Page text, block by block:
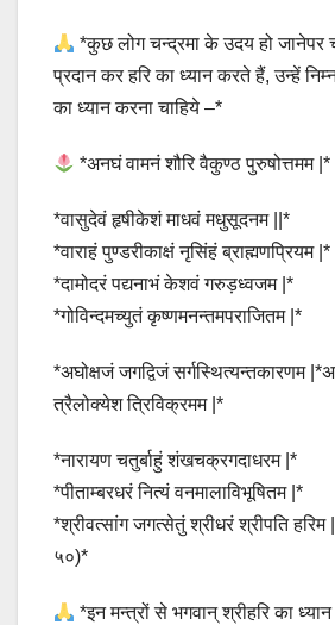
*कुछ लोग चन्द्रमा के उदय हो जानेपर
प्रदान कर हरि का ध्यान करते हैं, उन्हें
का ध्यान करना चाहिये –*
*अनघं वामनं शौरि वैकुण्ठ पुरुषोत्तमम |*
*वासुदेवं हृषीकेशं माधवं मधुसूदनम ||*
*वाराहं पुण्डरीकाक्षं नृसिंहं ब्राह्मणप्रियम |*
*दामोदरं पद्यनाभं केशवं गरुड़ध्वजम |*
*गोविन्दमच्युतं कृष्णमनन्तमपराजितम |*
*अघोक्षजं जगद्विजं सर्गस्थित्यन्तकारणम
त्रैलोक्येश त्रिविक्रमम |*
*नारायण चतुर्बाहुं शंखचक्रगदाधरम |*
*पीताम्बरधरं नित्यं वनमालाविभूषितम |*
*श्रीवत्सांग जगत्सेतुं श्रीधरं श्रीपति हरिम
५०)*
*इन मन्त्रों से भगवान् श्रीहरि का